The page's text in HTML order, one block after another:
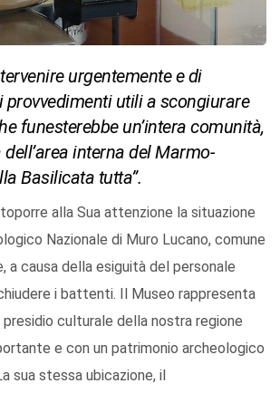
urgentemente e di
provvedimenti utili a scongiurare
funesterebbe un’intera comunità,
interna del Marmo-
Basilicata tutta”.
alla Sua attenzione la situazione
Nazionale di Muro Lucano, comune
a causa della esiguità del personale
i battenti. Il Museo rappresenta
culturale della nostra regione
e con un patrimonio archeologico
sua stessa ubicazione, il